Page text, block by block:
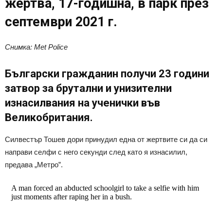
жертва, 17-годишна, в парк през
септември 2021 г.
Снимка: Met Police
Български гражданин получи 23 години
затвор за брутални и унизителни
изнасилвания на ученички във
Великобритания.
Силвестър Тошев дори принудил една от жертвите си да си
направи селфи с него секунди след като я изнасилил,
предава „Метро”.
A man forced an abducted schoolgirl to take a selfie with him
just moments after raping her in a bush.